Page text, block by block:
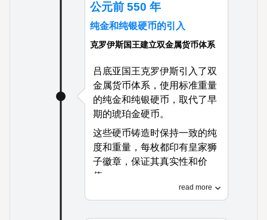
造了一种可携带、可分割且值
得信赖的交换媒介，迅速传播
到整个地中海世界。
公元前 550 年
纯金和纯银硬币的引入
克罗伊斯国王建立双金属货币体系
吕底亚国王克罗伊斯引入了双
金属货币体系，使用标准重量
的纯金和纯银硬币，取代了早
期的琥珀金硬币。
这些硬币铸造时保持一致的纯
度和重量，每枚都印有皇家狮
子徽章，保证其真实性和价
值。
read more